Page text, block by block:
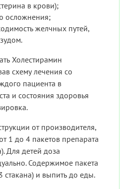
в крови);
осложнения;
желчных путей,
Холестирамин
схему лечения со
пациента в
и состояния здоровья
от производителя,
1 до 4 пакетов препарата
Для детей доза
Содержимое пакета
стакана) и выпить до еды.